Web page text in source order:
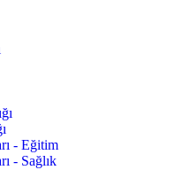
- Eğitim
- Sağlık